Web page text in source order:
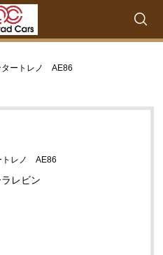
MA56
ートレノ AE86
トレノ AE86
レビン